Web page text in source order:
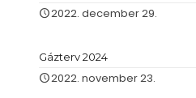
2022. december 29.
Gázterv 2024
2022. november 23.